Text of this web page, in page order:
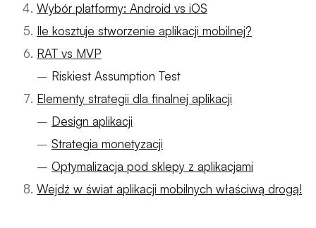
Wybór platformy: Android vs iOS
Ile kosztuje stworzenie aplikacji mobilnej?
RAT vs MVP
– Riskiest Assumption Test
Elementy strategii dla finalnej aplikacji
– Design aplikacji
– Strategia monetyzacji
– Optymalizacja pod sklepy z aplikacjami
Wejdź w świat aplikacji mobilnych właściwą drogą!